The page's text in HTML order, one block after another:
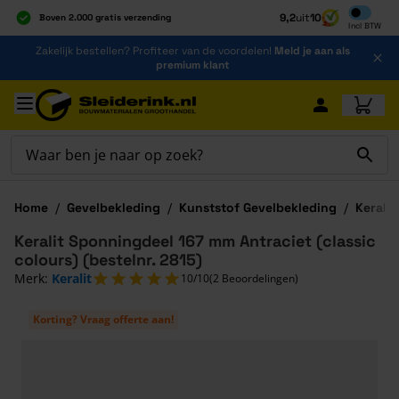
Boven 2.000 gratis verzending
Al 40 jaar dé specialist
Alles onder één dak
9,2uit10
Incl BTW
Inclusief
Ga naar de inhoud
Zakelijk bestellen? Profiteer van de voordelen! Meld je aan als
premium klant
Ga naar hoofdinhoud
Home / Gevelbekleding / Kunststof Gevelbekleding / Keralit
Korting? Vraag offerte aan!
Keralit Sponningdeel 167 mm Antraciet (classic
colours) (bestelnr. 2815)
Merk: Keralit 10/10(2 Beoordelingen)